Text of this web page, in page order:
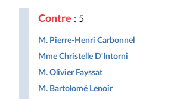
Contre : 5
M. Pierre-Henri Carbonnel
Mme Christelle D'Intorni
M. Olivier Fayssat
M. Bartolomé Lenoir